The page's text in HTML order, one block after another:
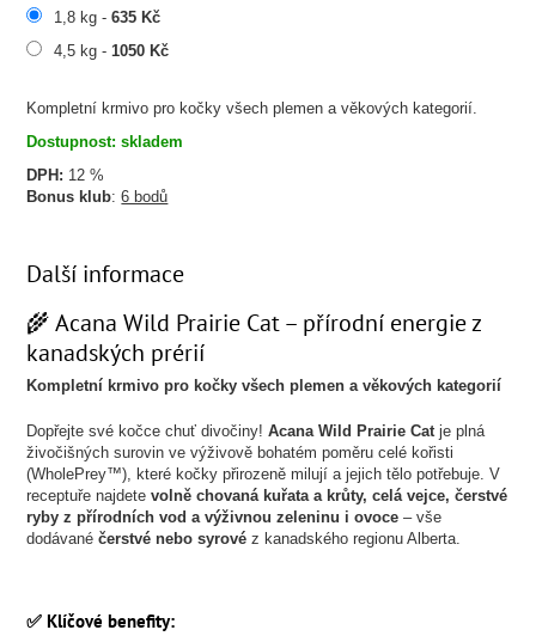
Kompletní krmivo pro kočky všech plemen a věkových kategorií.
Dostupnost: skladem
DPH: 12 %
Bonus klub:6 bodů
1,8 kg -635 Kč
4,5 kg -1050 Kč
Další informace
🌾 Acana Wild Prairie Cat – přírodní energie z
kanadských prérií
Kompletní krmivo pro kočky všech plemen a věkových kategorií
Dopřejte své kočce chuť divočiny!Acana Wild Prairie Catje plná
živočišných surovin ve výživově bohatém poměru celé kořisti
(WholePrey™), které kočky přirozeně milují a jejich tělo potřebuje. V
receptuře najdetevolně chovaná kuřata a krůty, celá vejce, čerstvé
ryby z přírodních vod a výživnou zeleninu i ovoce – vše
dodávanéčerstvé nebo syrové z kanadského regionu Alberta.
✅ Klíčové benefity: